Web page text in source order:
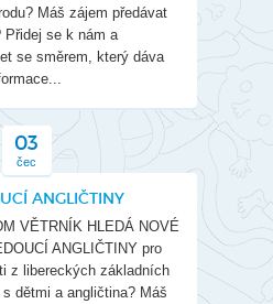
Máš zájem předávat
se k nám a
se směrem, který dáva
03
čec
ANGLIČTINY
VĚTRNÍK HLEDÁ NOVÉ
ANGLIČTINY pro
z libereckých základních
dětmi a angličtina? Máš